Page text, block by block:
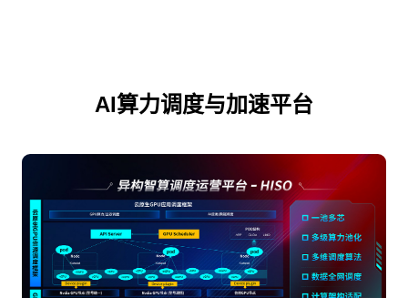
AI算力调度与加速平台